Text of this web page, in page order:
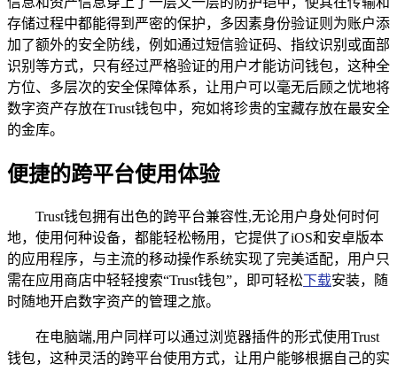
存储过程中都能得到严密的保护，多因素身份验证则为账户添
加了额外的安全防线，例如通过短信验证码、指纹识别或面部
识别等方式，只有经过严格验证的用户才能访问钱包，这种全
方位、多层次的安全保障体系，让用户可以毫无后顾之忧地将
数字资产存放在Trust钱包中，宛如将珍贵的宝藏存放在最安全
的金库。
便捷的跨平台使用体验
Trust钱包拥有出色的跨平台兼容性,无论用户身处何时何
地，使用何种设备，都能轻松畅用，它提供了iOS和安卓版本
的应用程序，与主流的移动操作系统实现了完美适配，用户只
需在应用商店中轻轻搜索“Trust钱包”，即可轻松下载安装，随
时随地开启数字资产的管理之旅。
在电脑端,用户同样可以通过浏览器插件的形式使用Trust
钱包，这种灵活的跨平台使用方式，让用户能够根据自己的实